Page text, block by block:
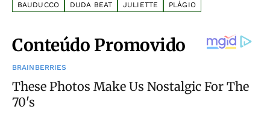
BAUDUCCO DUDA BEAT JULIETTE PLÁGIO